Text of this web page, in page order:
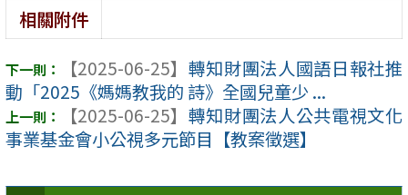
相關附件
【2025-06-25】 轉知財團法人國語日報社推
動「2025《媽媽教我的 詩》全國兒童少 ...
【2025-06-25】 轉知財團法人公共電視文化
事業基金會小公視多元節目【教案徵選】